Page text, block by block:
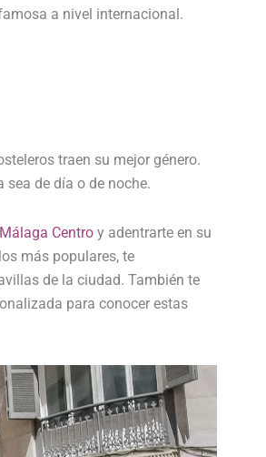
a nivel internacional.
traen su mejor género.
de día o de noche.
Centro y adentrarte en su
más populares, te
de la ciudad. También te
para conocer estas